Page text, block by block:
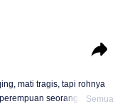
mati tragis, tapi rohnya
seorang jeneral,
Semua